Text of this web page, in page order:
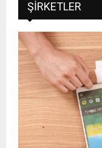
ŞIRKETLER